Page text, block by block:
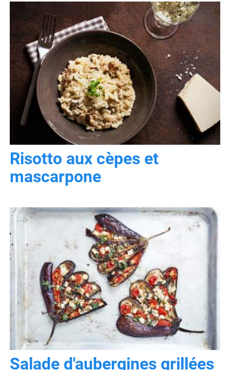
Risotto aux cèpes et
mascarpone
Salade d'aubergines grillées